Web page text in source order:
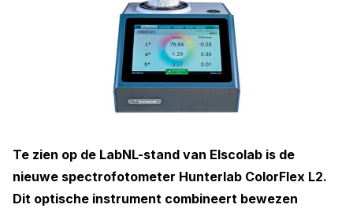
Te zien op de LabNL-stand van Elscolab is de
nieuwe spectrofotometer Hunterlab ColorFlex L2.
Dit optische instrument combineert bewezen